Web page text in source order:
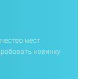
мест
новинку